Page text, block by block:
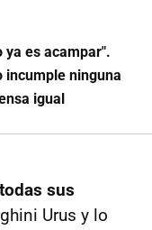
ya es acampar".
incumple ninguna
igual
sus
Urus y lo